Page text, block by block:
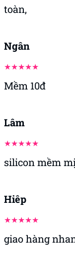
toàn,
Ngân
Mềm 10đ
Lâm
silicon mềm
Hiêp
giao hàng